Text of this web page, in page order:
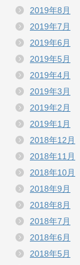
2019年8月
2019年7月
2019年6月
2019年5月
2019年4月
2019年3月
2019年2月
2019年1月
2018年12月
2018年11月
2018年10月
2018年9月
2018年8月
2018年7月
2018年6月
2018年5月